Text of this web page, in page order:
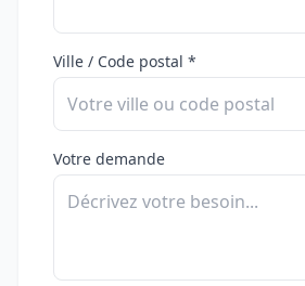
Ville / Code postal *
Votre demande